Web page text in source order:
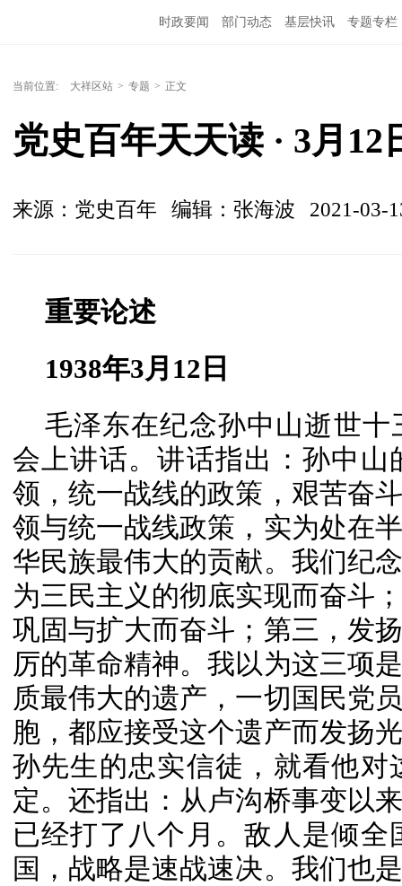
时政要闻 部门动态 基层快讯 专题专栏
当前位置: 大祥区站 > 专题 > 正文
党史百年天天读 · 3月12
来源：党史百年 编辑：张海波 2021-03-
重要论述
1938年3月12日
毛泽东在纪念孙中山逝世
会上讲话。讲话指出：孙中
领，统一战线的政策，艰苦奋
领与统一战线政策，实为处在
华民族最伟大的贡献。我们纪
为三民主义的彻底实现而奋斗
巩固与扩大而奋斗；第三，发
厉的革命精神。我以为这三项
质最伟大的遗产，一切国民党
胞，都应接受这个遗产而发扬
孙先生的忠实信徒，就看他
定。还指出：从卢沟桥事变以
已经打了八个月。敌人是倾
国，战略是速战速决。我们也